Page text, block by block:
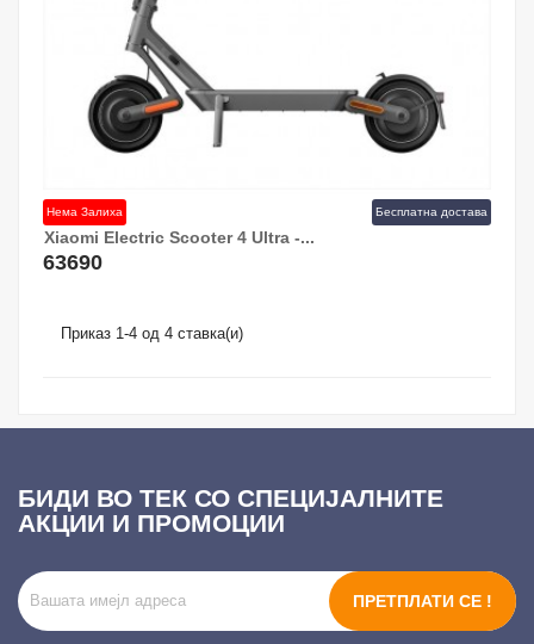
Нема Залиха Бесплатна достава
Xiaomi Electric Scooter 4 Ultra -...
63690
Приказ 1-4 од 4 ставка(и)
БИДИ ВО ТЕК СО СПЕЦИЈАЛНИТЕ
АКЦИИ И ПРОМОЦИИ
ПРЕТПЛАТИ СЕ !